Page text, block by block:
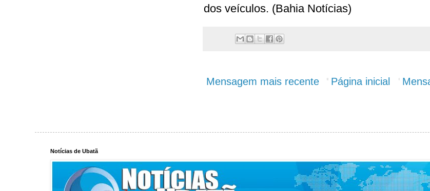
dos veículos. (Bahia Notícias)
Mensagem mais recente Página inicial
Notícias de Ubatã